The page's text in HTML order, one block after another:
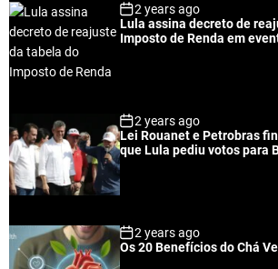
2 years ago
Lula assina decreto de
Imposto de Renda em
2 years ago
Lei Rouanet e Petrobras
que Lula pediu votos para
2 years ago
Os 20 Benefícios do Chá